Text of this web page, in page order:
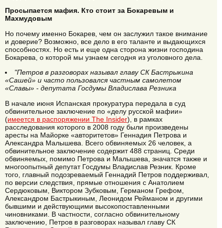
Просыпается мафия. Кто стоит за Бокаревым и
Махмудовым
Но почему именно Бокарев, чем он заслужил такое внимание
и доверие? Возможно, все дело в его таланте и выдающихся
способностях. Но есть и еще одна сторона жизни господина
Бокарева, о которой мы узнаем сегодня из уголовного дела.
"Петров в разговорах называл главу СК Бастрыкина
«Сашей» и часто пользовался частным самолетом
«Славы» - депутата Госдумы Владислава Резника
В начале июня Испанская прокуратура передала в суд
обвинительное заключение по «делу русской мафии»
(имеется в распоряжении The Insider), в рамках
расследования которого в 2008 году были произведены
аресты на Майорке «авторитетов» Геннадия Петрова и
Александра Малышева. Всего обвиняемых 26 человек, а
обвинительное заключение содержит 488 страниц. Среди
обвиняемых, помимо Петрова и Малышева, значатся также и
многоопытный депутат Госдумы Владислав Резник. Кроме
того, главный подозреваемый Геннадий Петров поддерживал,
по версии следствия, прямые отношения с Анатолием
Сердюковым, Виктором Зубковым, Германом Грефом,
Александром Бастрыкиным, Леонидом Рейманом и другими
бывшими и действующими высокопоставленными
чиновниками. В частности, согласно обвинительному
заключению, Петров в разговорах называл главу СК